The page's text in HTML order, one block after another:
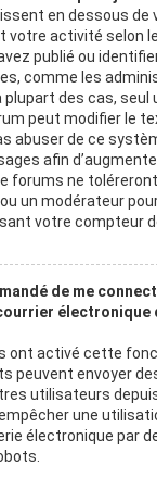
en dessous de
votre activité selon
publié ou
comme les
des cas, seul
peut modifier le
abuser de ce
afin
forums ne
un modérateur
votre compteur
de me
électronique
ont activé cette
peuvent envoyer
utilisateurs
une
électronique par